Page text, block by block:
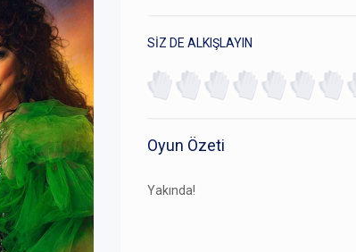
SİZ DE ALKIŞLAYIN
Oyun Özeti
Yakında!